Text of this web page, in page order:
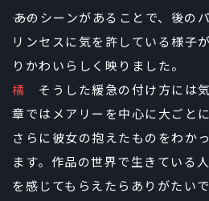
――あのシーンがあることで、後の
リンセスに気を許している様子
りかわいらしく映りました。
橘
そうした緩急の付け方には
章ではメアリーを中心に大ごと
さらに彼女の抱えたものをわか
ます。作品の世界で生きている
を感じてもらえたらありがたい